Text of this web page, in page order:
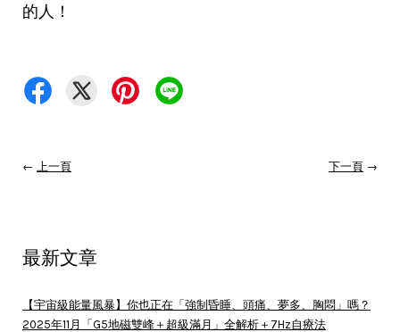
的人！
← 上一頁 下一頁 →
最新文章
【宇宙級能量風暴】你也正在「強制昏睡、頭痛、夢多、胸悶」嗎？
2025年11月「G5地磁雙峰＋超級滿月」全解析＋7Hz自療法